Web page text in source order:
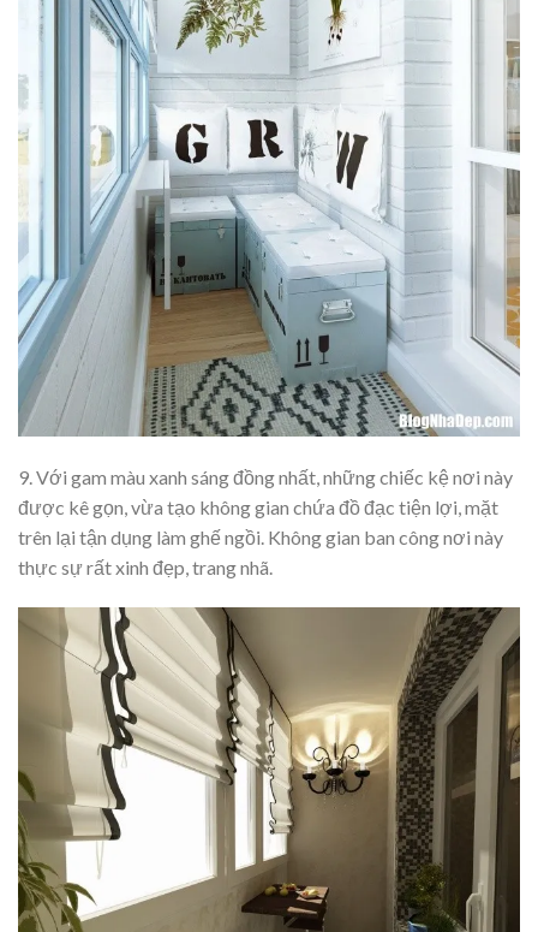
9. Với gam màu xanh sáng đồng nhất, những chiếc kệ nơi này
được kê gọn, vừa tạo không gian chứa đồ đạc tiện lợi, mặt
trên lại tận dụng làm ghế ngồi. Không gian ban công nơi này
thực sự rất xinh đẹp, trang nhã.